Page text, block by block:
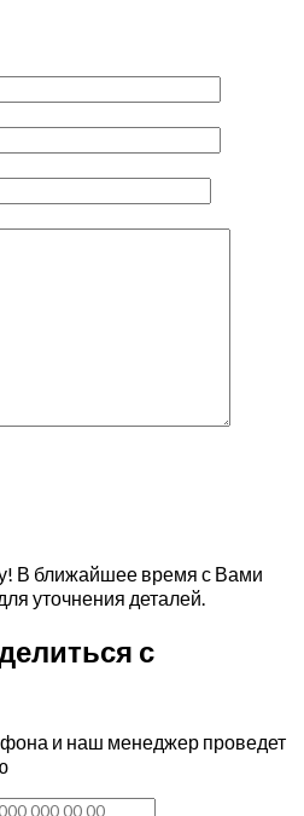
В ближайшее время с Вами
уточнения деталей.
с
и наш менеджер проведет